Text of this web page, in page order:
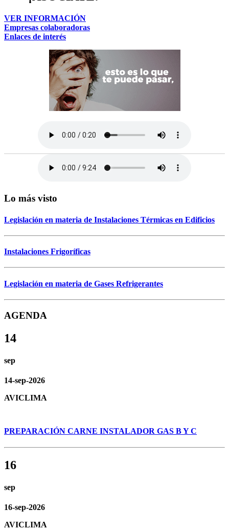
VER INFORMACIÓN
Empresas colaboradoras
Enlaces de interés
Lo más visto
Legislación en materia de Instalaciones Térmicas en Edificios
Instalaciones Frigoríficas
Legislación en materia de Gases Refrigerantes
AGENDA
14
sep
14-sep-2026
AVICLIMA
PREPARACIÓN CARNE INSTALADOR GAS B Y C
16
sep
16-sep-2026
AVICLIMA